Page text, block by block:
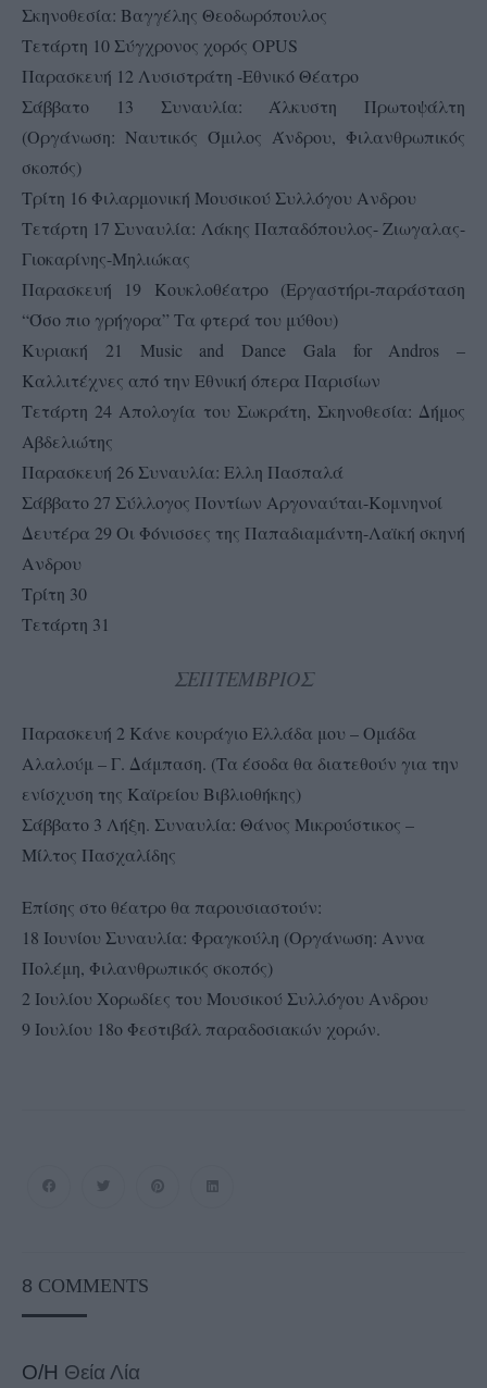
Σκηνοθεσία: Βαγγέλης Θεοδωρόπουλος
Τετάρτη 10 Σύγχρονος χορός OPUS
Παρασκευή 12 Λυσιστράτη -Εθνικό Θέατρο
Σάββατο 13 Συναυλία: Άλκυστη Πρωτοψάλτη
(Οργάνωση: Ναυτικός Όμιλος Άνδρου, Φιλανθρωπικός
σκοπός)
Τρίτη 16 Φιλαρμονική Μουσικού Συλλόγου Ανδρου
Τετάρτη 17 Συναυλία: Λάκης Παπαδόπουλος- Ζιωγαλας-
Γιοκαρίνης-Μηλιώκας
Παρασκευή 19 Κουκλοθέατρο (Εργαστήρι-παράσταση
“Όσο πιο γρήγορα” Τα φτερά του μύθου)
Κυριακή 21 Music and Dance Gala for Andros –
Καλλιτέχνες από την Εθνική όπερα Παρισίων
Τετάρτη 24 Απολογία του Σωκράτη, Σκηνοθεσία: Δήμος
Αβδελιώτης
Παρασκευή 26 Συναυλία: Ελλη Πασπαλά
Σάββατο 27 Σύλλογος Ποντίων Αργοναύται-Κομνηνοί
Δευτέρα 29 Οι Φόνισσες της Παπαδιαμάντη-Λαϊκή σκηνή
Ανδρου
Τρίτη 30
Τετάρτη 31
ΣΕΠΤΕΜΒΡΙΟΣ
Παρασκευή 2 Κάνε κουράγιο Ελλάδα μου – Ομάδα
Αλαλούμ – Γ. Δάμπαση. (Τα έσοδα θα διατεθούν για την
ενίσχυση της Καϊρείου Βιβλιοθήκης)
Σάββατο 3 Λήξη. Συναυλία: Θάνος Μικρούστικος –
Μίλτος Πασχαλίδης
Επίσης στο θέατρο θα παρουσιαστούν:
18 Ιουνίου Συναυλία: Φραγκούλη (Οργάνωση: Αννα
Πολέμη, Φιλανθρωπικός σκοπός)
2 Ιουλίου Χορωδίες του Μουσικού Συλλόγου Ανδρου
9 Ιουλίου 18ο Φεστιβάλ παραδοσιακών χορών.
8 COMMENTS
Ο/Η Θεία Λία